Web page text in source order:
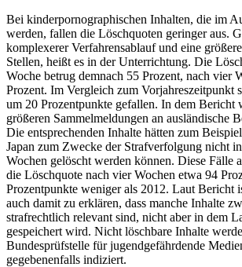
Bei kinderpornographischen Inhalten, die im
werden, fallen die Löschquoten geringer aus.
komplexerer Verfahrensablauf und eine
Stellen, heißt es in der Unterrichtung. Die
Woche betrug demnach 55 Prozent, nach vier
Prozent. Im Vergleich zum Vorjahreszeitpunkt
um 20 Prozentpunkte gefallen. In dem Bericht
größeren Sammelmeldungen an ausländische
Die entsprechenden Inhalte hätten zum
Japan zum Zwecke der Strafverfolgung nicht
Wochen gelöscht werden können. Diese Fälle
die Löschquote nach vier Wochen etwa 94
Prozentpunkte weniger als 2012. Laut Bericht
auch damit zu erklären, dass manche Inhalte
strafrechtlich relevant sind, nicht aber in dem
gespeichert wird. Nicht löschbare Inhalte
Bundesprüfstelle für jugendgefährdende
gegebenenfalls indiziert.